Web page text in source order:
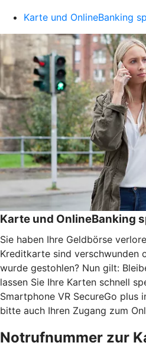
Karte und OnlineBanking
Karte und OnlineBanking
Sie haben Ihre Geldbörse
Kreditkarte sind verschwunden
wurde gestohlen? Nun gilt:
lassen Sie Ihre Karten schnell
Smartphone VR SecureGo plus
bitte auch Ihren Zugang zum
Notrufnummer zur